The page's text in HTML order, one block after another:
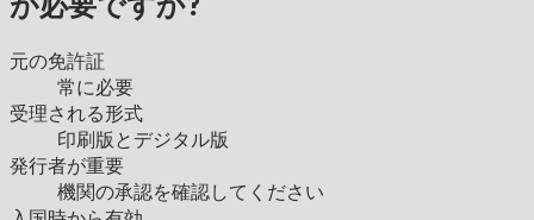
元の免許証
常に必要
受理される形式
印刷版とデジタル版
発行者が重要
機関の承認を確認してください